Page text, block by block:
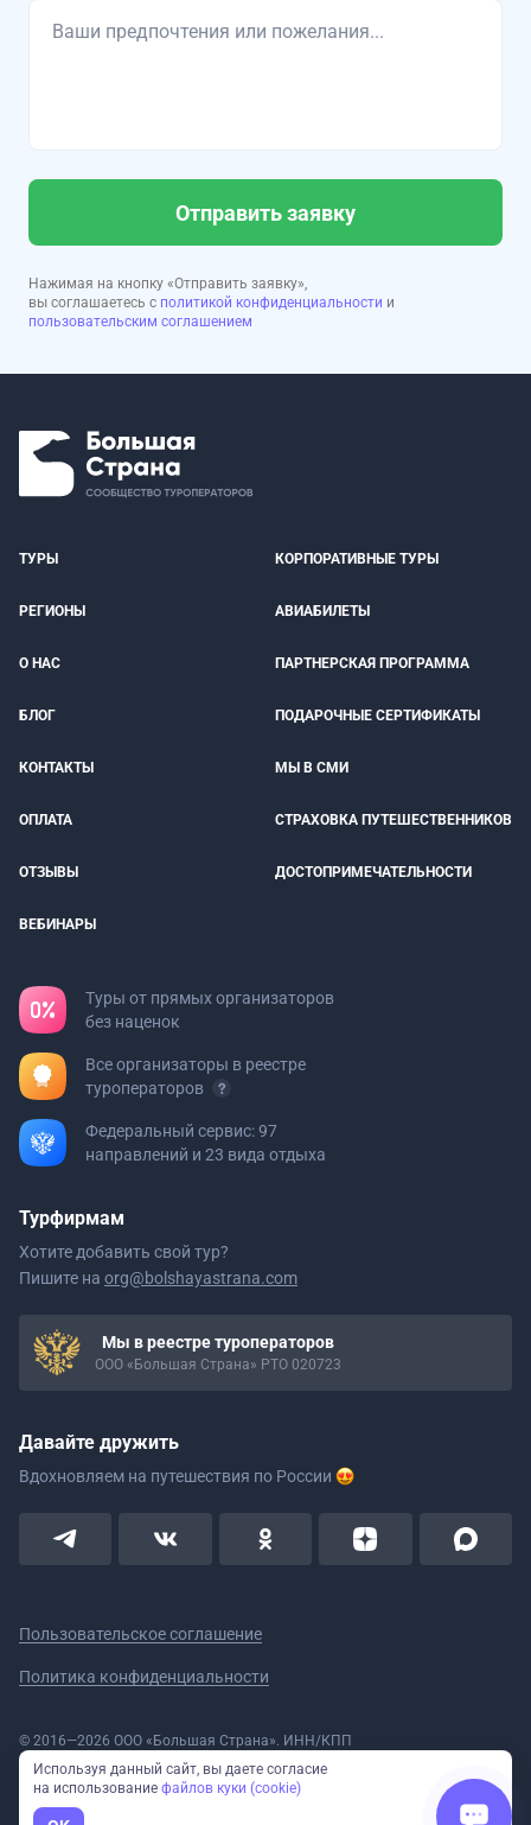
Отправить заявку
Нажимая на кнопку «Отправить заявку»,
вы соглашаетесь с политикой конфиденциальности и
пользовательским соглашением
ТУРЫ КОРПОРАТИВНЫЕ ТУРЫ
РЕГИОНЫ АВИАБИЛЕТЫ
О НАС ПАРТНЕРСКАЯ ПРОГРАММА
БЛОГ ПОДАРОЧНЫЕ СЕРТИФИКАТЫ
КОНТАКТЫ МЫ В СМИ
ОПЛАТА СТРАХОВКА ПУТЕШЕСТВЕННИКОВ
ОТЗЫВЫ ДОСТОПРИМЕЧАТЕЛЬНОСТИ
ВЕБИНАРЫ
Туры от прямых организаторов
без наценок
Все организаторы в реестре
туроператоров
Федеральный сервис: 97
направлений и 23 вида отдыха
Турфирмам
Хотите добавить свой тур?
Пишите на org@bolshayastrana.com
Мы в реестре туроператоров
ООО «Большая Страна» РТО 020723
Давайте дружить
Вдохновляем на путешествия по России
Пользовательское соглашение
Политика конфиденциальности
© 2016—2026 ООО «Большая Страна». ИНН/КПП
5908078160/590801001 ОГРН 1185958020533
Номер в реестре Роскомнадзора № 59-18-006319 (Приказ № 321 от
11.10.2018)
Полное или частичное копирование изображений и текстов возможно
Используя данный сайт, вы даете согласие
на использование файлов куки (cookie)